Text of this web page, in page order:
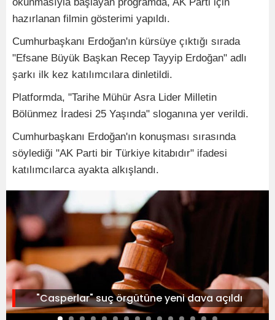
okunmasıyla başlayan programda, AK Parti için
hazırlanan filmin gösterimi yapıldı.
Cumhurbaşkanı Erdoğan'ın kürsüye çıktığı sırada
"Efsane Büyük Başkan Recep Tayyip Erdoğan" adlı
şarkı ilk kez katılımcılara dinletildi.
Platformda, "Tarihe Mühür Asra Lider Milletin
Bölünmez İradesi 25 Yaşında" sloganına yer verildi.
Cumhurbaşkanı Erdoğan'ın konuşması sırasında
söylediği "AK Parti bir Türkiye kitabıdır" ifadesi
katılımcılarca ayakta alkışlandı.
"Casperlar" suç örgütüne yeni dava açıldı